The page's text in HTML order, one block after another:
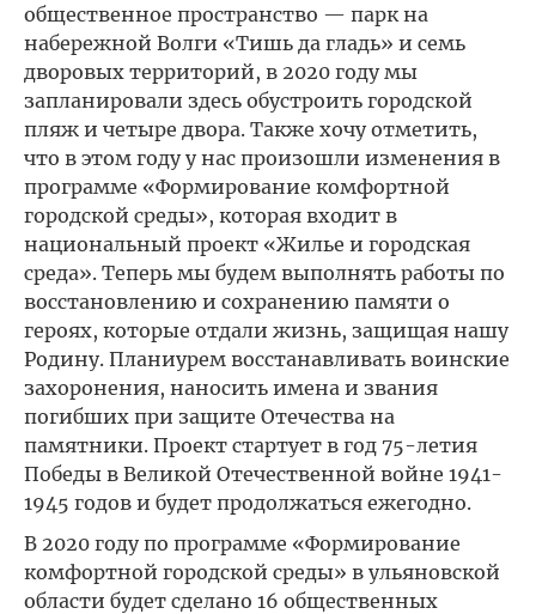
общественное пространство — парк на
набережной Волги «Тишь да гладь» и семь
дворовых территорий, в 2020 году мы
запланировали здесь обустроить городской
пляж и четыре двора. Также хочу отметить,
что в этом году у нас произошли изменения в
программе «Формирование комфортной
городской среды», которая входит в
национальный проект «Жилье и городская
среда». Теперь мы будем выполнять работы по
восстановлению и сохранению памяти о
героях, которые отдали жизнь, защищая нашу
Родину. Планиурем восстанавливать воинские
захоронения, наносить имена и звания
погибших при защите Отечества на
памятники. Проект стартует в год 75-летия
Победы в Великой Отечественной войне 1941-
1945 годов и будет продолжаться ежегодно.
В 2020 году по программе «Формирование
комфортной городской среды» в ульяновской
области будет сделано 16 общественных